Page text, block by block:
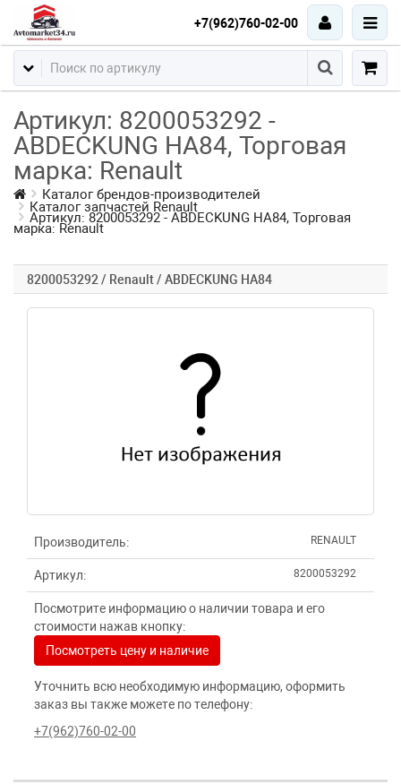
+7(962)760-02-00
Артикул: 8200053292 -
ABDECKUNG HA84, Торговая
марка: Renault
Каталог брендов-производителей
Каталог запчастей Renault
Артикул: 8200053292 - ABDECKUNG HA84, Торговая
марка: Renault
8200053292 / Renault / ABDECKUNG HA84
Производитель: RENAULT
Артикул: 8200053292
Посмотрите информацию о наличии товара и его
стоимости нажав кнопку:
Посмотреть цену и наличие
Уточнить всю необходимую информацию, оформить
заказ вы также можете по телефону:
+7(962)760-02-00